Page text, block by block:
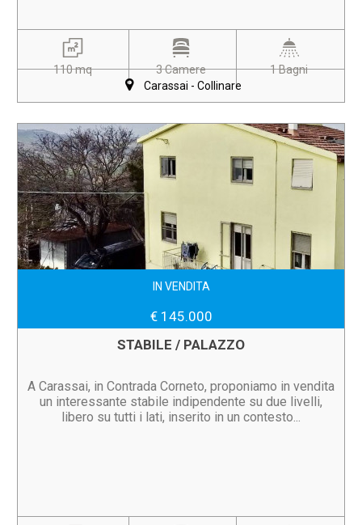
110 mq 3 Camere
1 Bagni
Carassai - Collinare
IN VENDITA
€ 145.000
STABILE / PALAZZO
A Carassai, in Contrada Corneto, proponiamo in vendita
un interessante stabile indipendente su due livelli,
libero su tutti i lati, inserito in un contesto...